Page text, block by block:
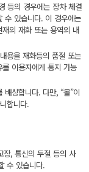
등의 경우에는 장차 체결
수 있습니다. 이 경우에는
의 재화 또는 용역의 내
용을 재화등의 품절 또는
이용자에게 통지 가능
상합니다. 다만, “몰”이
합니다.
장, 통신의 두절 등의 사
수 있습니다.